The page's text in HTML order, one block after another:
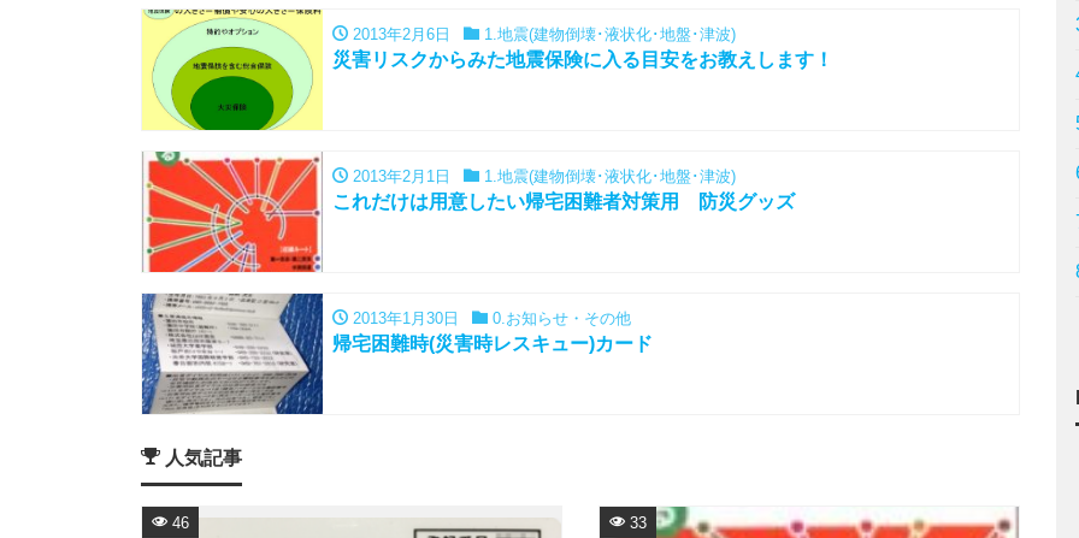
2013年2月6日 1.地震(建物倒壊･液状化･地盤･津波)
災害リスクからみた地震保険に入る目安をお教えします！
2013年2月1日 1.地震(建物倒壊･液状化･地盤･津波)
これだけは用意したい帰宅困難者対策用 防災グッズ
2013年1月30日 0.お知らせ・その他
帰宅困難時(災害時レスキュー)カード
人気記事
46 33